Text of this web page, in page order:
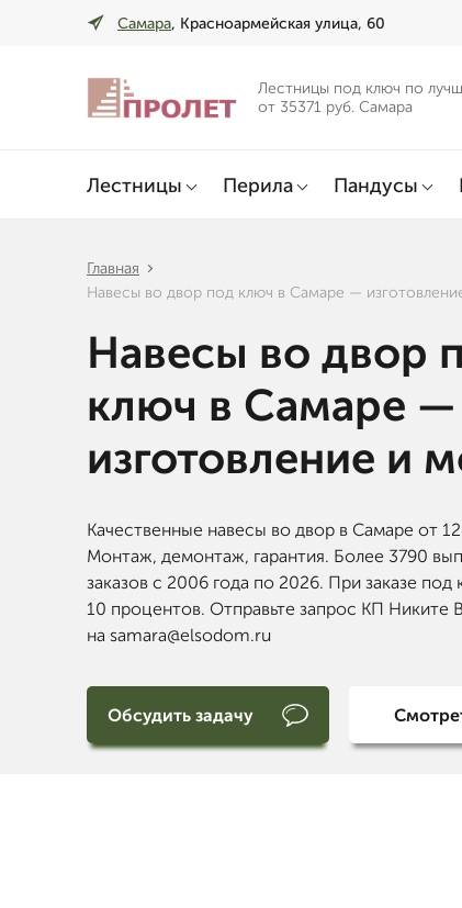
Самара, Красноармейская улица, 60
Лестницы под ключ по
от 35371 руб. Самара
Лестницы Перила Пандусы
Главная
Навесы во двор под ключ в Самаре —
Навесы во двор
ключ в Самаре —
изготовление и
Качественные навесы во двор в Самаре от
Монтаж, демонтаж, гарантия. Более 3790
заказов с 2006 года по 2026. При заказе под
10 процентов. Отправьте запрос КП Никите
на samara@elsodom.ru
Обсудить задачу